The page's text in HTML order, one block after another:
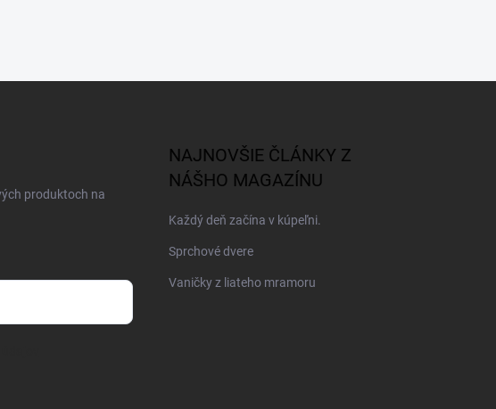
produktoch na
NAJNOVŠIE ČLÁNKY Z
NÁŠHO MAGAZÍNU
Každý deň začína v kúpeľni.
Sprchové dvere
Vaničky z liateho mramoru